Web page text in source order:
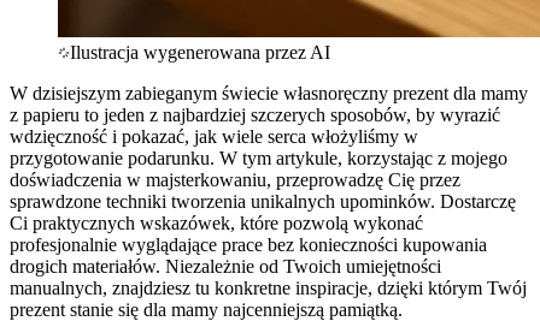
Ilustracja wygenerowana przez AI
W dzisiejszym zabieganym świecie własnoręczny prezent dla mamy
z papieru to jeden z najbardziej szczerych sposobów, by wyrazić
wdzięczność i pokazać, jak wiele serca włożyliśmy w
przygotowanie podarunku. W tym artykule, korzystając z mojego
doświadczenia w majsterkowaniu, przeprowadzę Cię przez
sprawdzone techniki tworzenia unikalnych upominków. Dostarczę
Ci praktycznych wskazówek, które pozwolą wykonać
profesjonalnie wyglądające prace bez konieczności kupowania
drogich materiałów. Niezależnie od Twoich umiejętności
manualnych, znajdziesz tu konkretne inspiracje, dzięki którym Twój
prezent stanie się dla mamy najcenniejszą pamiątką.